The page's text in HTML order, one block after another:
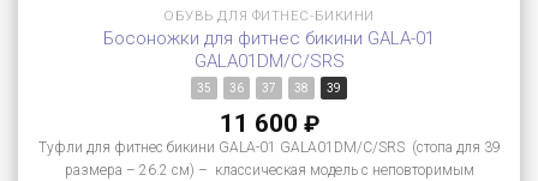
ОБУВЬ ДЛЯ ФИТНЕС-БИКИНИ
Босоножки для фитнес бикини GALA-01
GALA01DM/C/SRS
35 36 37 38 39
11 600 ₽
Туфли для фитнес бикини GALA-01 GALA01DM/C/SRS (стопа для 39
размера – 26.2 см) – классическая модель с неповторимым